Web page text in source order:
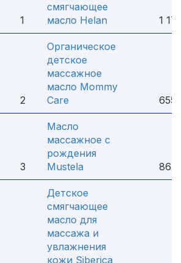
1
смягчающее
масло Helan
1
2
Органическое
детское
массажное
масло Mommy
Care
655
3
Масло
массажное с
рождения
Mustela
865
Детское
смягчающее
масло для
массажа и
увлажнения
кожи Siberica